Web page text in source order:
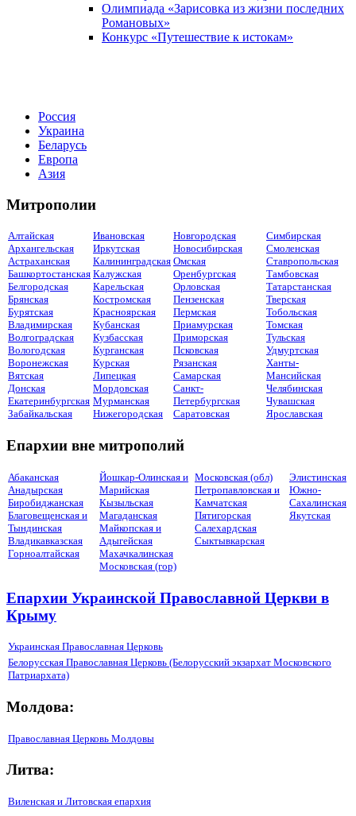
Олимпиада «Зарисовка из жизни последних
Романовых»
Конкурс «Путешествие к истокам»
Россия
Украина
Беларусь
Европа
Азия
Митрополии
Алтайская
Архангельская
Астраханская
Башкортостанская
Белгородская
Брянская
Бурятская
Владимирская
Волгоградская
Вологодская
Воронежская
Вятская
Донская
Екатеринбургская
Забайкальская
Ивановская
Иркутская
Калининградская
Калужская
Карельская
Костромская
Красноярская
Кубанская
Кузбасская
Курганская
Курская
Липецкая
Мордовская
Мурманская
Нижегородская
Новгородская
Новосибирская
Омская
Оренбургская
Орловская
Пензенская
Пермская
Приамурская
Приморская
Псковская
Рязанская
Самарская
Санкт-
Петербургская
Саратовская
Симбирская
Смоленская
Ставропольская
Тамбовская
Татарстанская
Тверская
Тобольская
Томская
Тульская
Удмуртская
Ханты-
Мансийская
Челябинская
Чувашская
Ярославская
Епархии вне митрополий
Абаканская
Анадырская
Биробиджанская
Благовещенская и
Тындинская
Владикавказская
Горноалтайская
Йошкар-Олинская и
Марийская
Кызыльская
Магаданская
Майкопская и
Адыгейская
Махачкалинская
Московская (гор)
Московская (обл)
Петропавловская и
Камчатская
Пятигорская
Салехардская
Сыктывкарская
Элистинская
Южно-
Сахалинская
Якутская
Епархии Украинской Православной Церкви в
Крыму
Украинская Православная Церковь
Белорусская Православная Церковь (Белорусский экзархат Московского
Патриархата)
Молдова:
Православная Церковь Молдовы
Литва:
Виленская и Литовская епархия